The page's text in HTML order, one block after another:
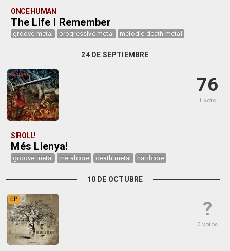
ONCE HUMAN
The Life I Remember
groove metal progressive metal melodic death metal
24 DE SEPTIEMBRE
76
1 voto
SIROLL!
Més Llenya!
groove metal metalcore death metal hardcore
10 DE OCTUBRE
?
0 votos
EP